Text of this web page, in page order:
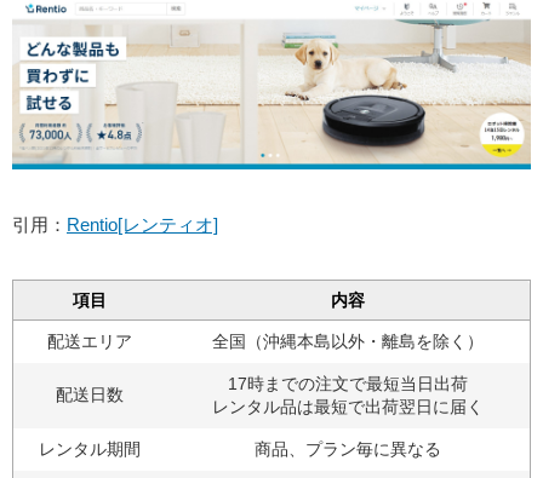
引用： Rentio[レンティオ]
項目 内容
配送エリア 全国（沖縄本島以外・離島を除く）
配送日数
17時までの注文で最短当日出荷
レンタル品は最短で出荷翌日に届く
レンタル期間 商品、プラン毎に異なる